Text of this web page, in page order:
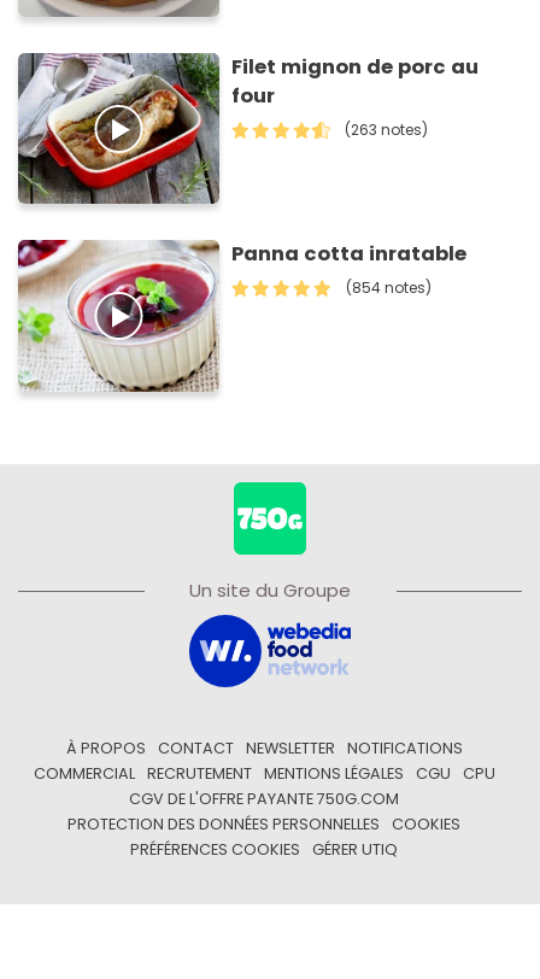
Filet mignon de porc au
four
(263 notes)
Panna cotta inratable
(854 notes)
Un site du Groupe
À PROPOS CONTACT NEWSLETTER
NOTIFICATIONS
COMMERCIAL
RECRUTEMENT MENTIONS LÉGALES CGU
CPU
CGV DE L'OFFRE PAYANTE 750G.COM
PROTECTION DES DONNÉES PERSONNELLES
COOKIES
PRÉFÉRENCES COOKIES
GÉRER UTIQ